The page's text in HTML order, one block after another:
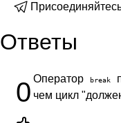
Ответы
0 Оператор break
чем цикл